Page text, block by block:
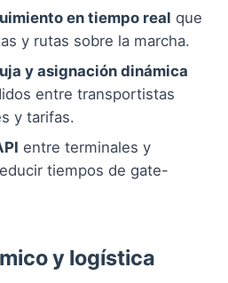
en tiempo real que
y rutas sobre la marcha.
y asignación dinámica
entre transportistas
y tarifas.
entre terminales y
tiempos de gate-
y logística